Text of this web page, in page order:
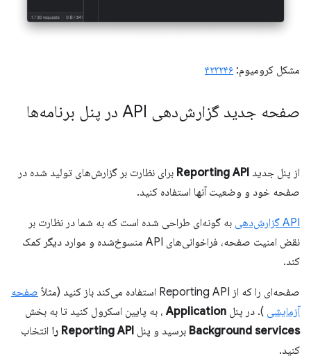
مشکل کرومیوم: ۴۲۳۲۴۶
صفحه جدید گزارش‌دهی API در پنل برنامه‌ها
از پنل جدید Reporting API برای نظارت بر گزارش‌های تولید شده در
صفحه خود و وضعیت آنها استفاده کنید.
API گزارش‌دهی
به گونه‌ای طراحی شده است که به شما در نظارت بر
نقض امنیت صفحه، فراخوانی‌های API منسوخ‌شده و موارد دیگر کمک
کند.
صفحه‌ای را که از Reporting API استفاده می‌کند باز کنید (مثلاً
صفحه
آزمایشی ). در پنل Application، به پایین اسکرول کنید تا به بخش
Background services برسید و پنل Reporting API را
انتخاب
کنید.